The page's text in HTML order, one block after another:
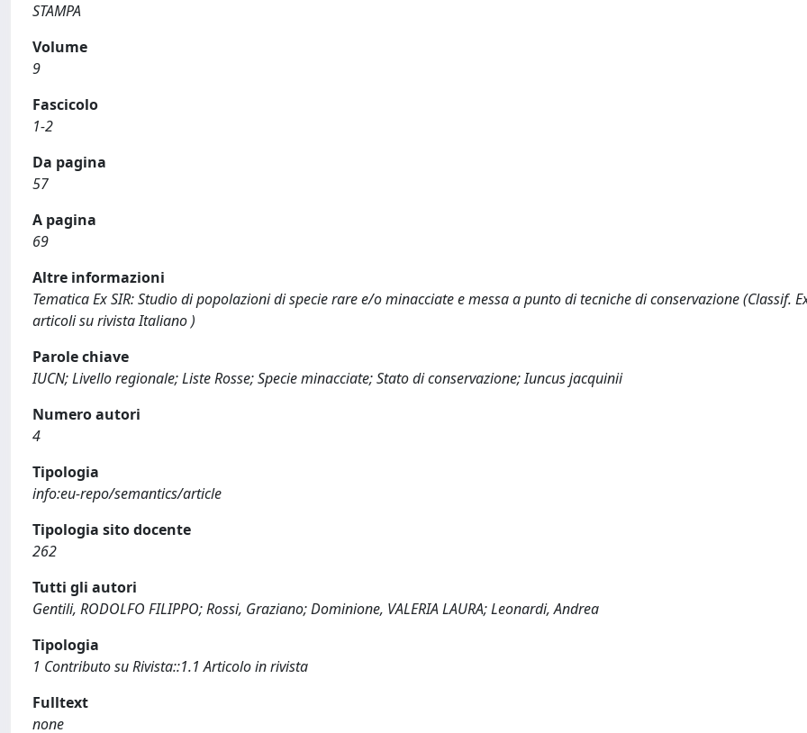
STAMPA
Volume
9
Fascicolo
1-2
Da pagina
57
A pagina
69
Altre informazioni
Tematica Ex SIR: Studio di popolazioni di specie rare e/o minacciate e messa a punto di tecniche di conservazione (Classif.
articoli su rivista Italiano )
Parole chiave
IUCN; Livello regionale; Liste Rosse; Specie minacciate; Stato di conservazione; Iuncus jacquinii
Numero autori
4
Tipologia
info:eu-repo/semantics/article
Tipologia sito docente
262
Tutti gli autori
Gentili, RODOLFO FILIPPO; Rossi, Graziano; Dominione, VALERIA LAURA; Leonardi, Andrea
Tipologia
1 Contributo su Rivista::1.1 Articolo in rivista
Fulltext
none